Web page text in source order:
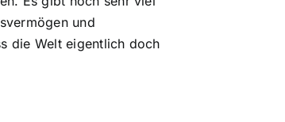
und
die Welt eigentlich doch